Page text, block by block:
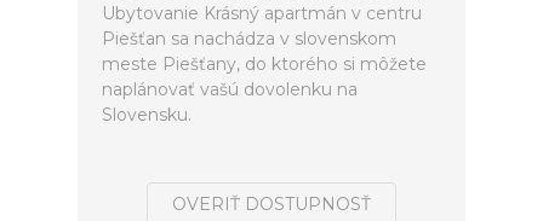
Ubytovanie Krásný apartmán v centru
Piešťan sa nachádza v slovenskom
meste Piešťany, do ktorého si môžete
naplánovať vašú dovolenku na
Slovensku.
OVERIŤ DOSTUPNOSŤ